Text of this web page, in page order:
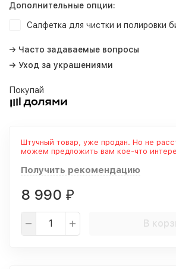
Дополнительные опции:
Салфетка для чистки и полировки
→ Часто задаваемые вопросы
→ Уход за украшениями
Покупай
Штучный товар, уже продан. Но не
можем предложить вам кое-что
Получить рекомендацию
8 990 ₽
В